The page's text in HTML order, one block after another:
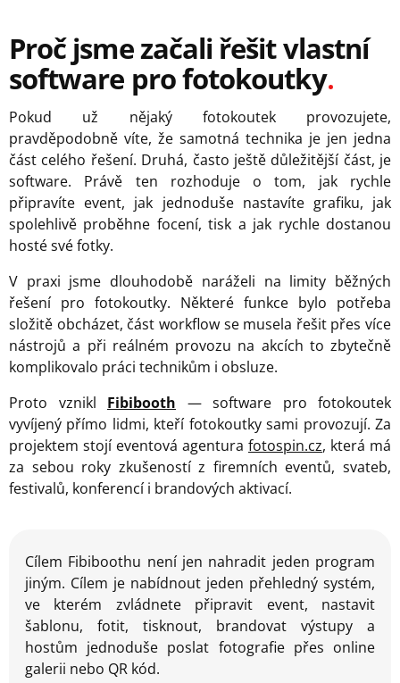
Proč jsme začali řešit vlastní
software pro fotokoutky
Pokud už nějaký fotokoutek provozujete,
pravděpodobně víte, že samotná technika je jen jedna
část celého řešení. Druhá, často ještě důležitější část, je
software. Právě ten rozhoduje o tom, jak rychle
připravíte event, jak jednoduše nastavíte grafiku, jak
spolehlivě proběhne focení, tisk a jak rychle dostanou
hosté své fotky.
V praxi jsme dlouhodobě naráželi na limity běžných
řešení pro fotokoutky. Některé funkce bylo potřeba
složitě obcházet, část workflow se musela řešit přes více
nástrojů a při reálném provozu na akcích to zbytečně
komplikovalo práci technikům i obsluze.
Proto vznikl Fibibooth — software pro fotokoutek
vyvíjený přímo lidmi, kteří fotokoutky sami provozují. Za
projektem stojí eventová agentura fotospin.cz, která má
za sebou roky zkušeností z firemních eventů, svateb,
festivalů, konferencí i brandových aktivací.
Cílem Fibiboothu není jen nahradit jeden program
jiným. Cílem je nabídnout jeden přehledný systém,
ve kterém zvládnete připravit event, nastavit
šablonu, fotit, tisknout, brandovat výstupy a
hostům jednoduše poslat fotografie přes online
galerii nebo QR kód.